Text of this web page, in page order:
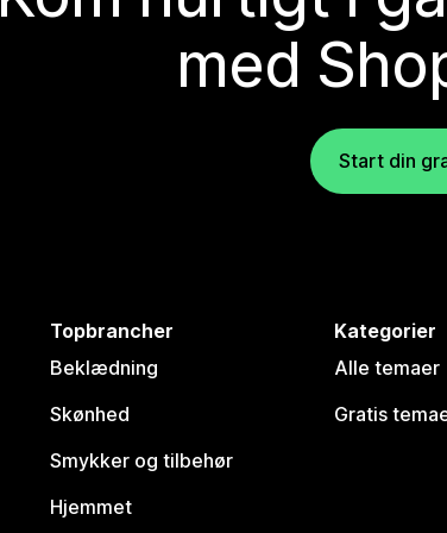
med
Start din
Topbrancher
Beklædning
Skønhed
Smykker og tilbehør
Hjemmet
Kategorier
Alle temaer
Gratis